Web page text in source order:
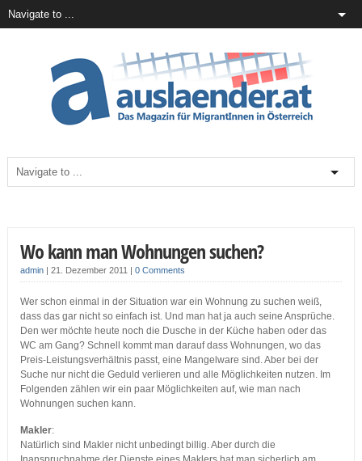
Wo kann man Wohnungen suchen?
admin| 21. Dezember 2011 | 0 Comments
Wer schon einmal in der Situation war ein Wohnung zu suchen weiß,
dass das gar nicht so einfach ist. Und man hat ja auch seine Ansprüche.
Den wer möchte heute noch die Dusche in der Küche haben oder das
WC am Gang? Schnell kommt man darauf dass Wohnungen, wo das
Preis-Leistungsverhältnis passt, eine Mangelware sind. Aber bei der
Suche nur nicht die Geduld verlieren und alle Möglichkeiten nutzen. Im
Folgenden zählen wir ein paar Möglichkeiten auf, wie man nach
Wohnungen suchen kann.
Makler:
Natürlich sind Makler nicht unbedingt billig. Aber durch die